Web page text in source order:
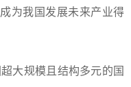
为我国发展未来产业得
大规模且结构多元的国